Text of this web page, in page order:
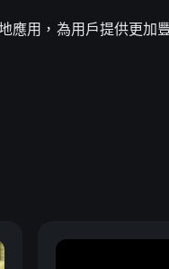
應用，為用戶提供更加